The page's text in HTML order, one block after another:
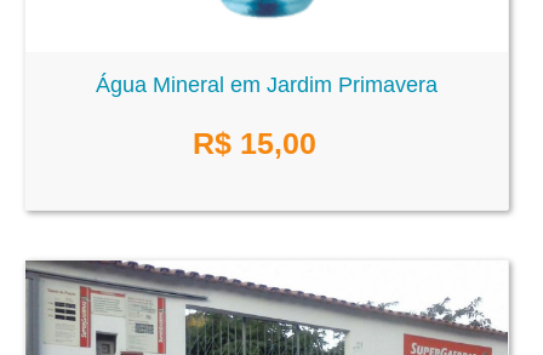
Água Mineral em Jardim Primavera
R$ 15,00